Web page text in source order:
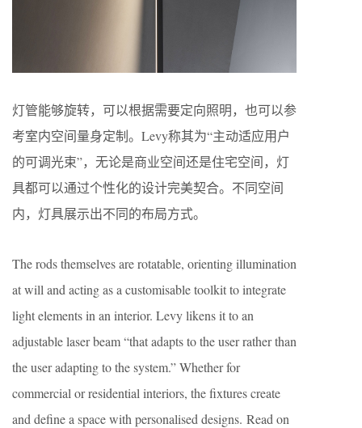
灯管能够旋转，可以根据需要定向照明，也可以参
考室内空间量身定制。Levy称其为“主动适应用户
的可调光束”，无论是商业空间还是住宅空间，灯
具都可以通过个性化的设计完美契合。不同空间
内，灯具展示出不同的布局方式。
The rods themselves are rotatable, orienting illumination
at will and acting as a customisable toolkit to integrate
light elements in an interior. Levy likens it to an
adjustable laser beam “that adapts to the user rather than
the user adapting to the system.” Whether for
commercial or residential interiors, the fixtures create
and define a space with personalised designs. Read on